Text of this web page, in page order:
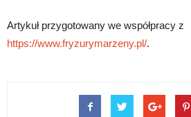
Artykuł przygotowany we współpracy z
https://www.fryzurymarzeny.pl/.